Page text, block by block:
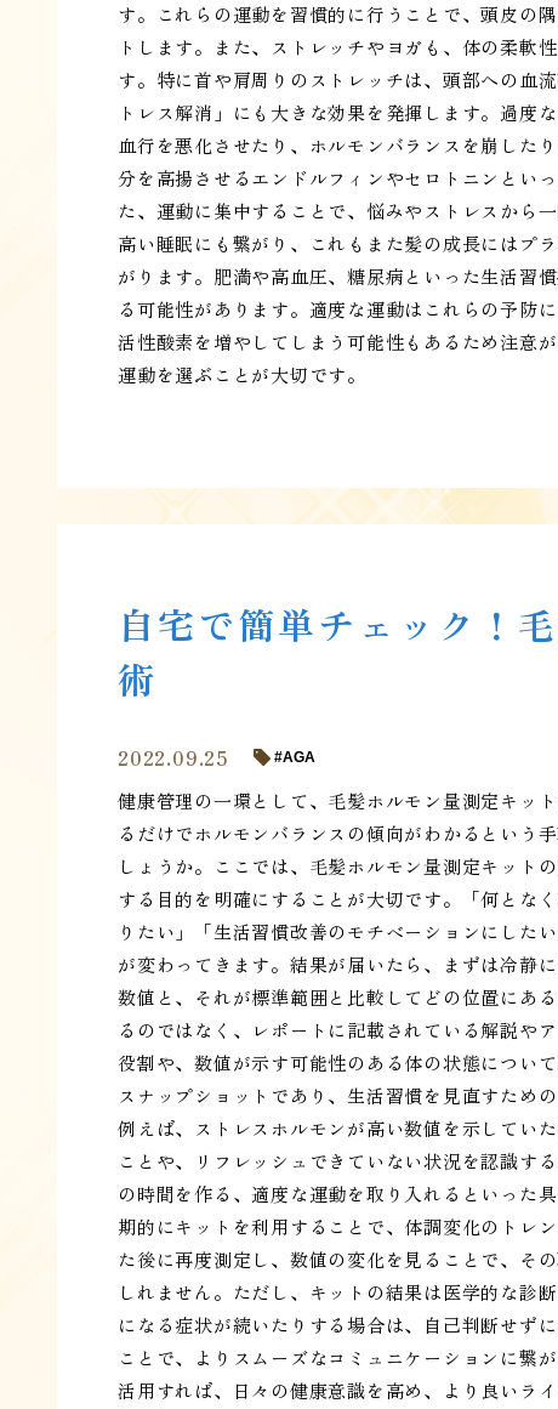
す。これらの運動を習慣的に行うことで、頭皮の
トします。また、ストレッチやヨガも、体の柔軟
す。特に首や肩周りのストレッチは、頭部への血
トレス解消」にも大きな効果を発揮します。過度
血行を悪化させたり、ホルモンバランスを崩した
分を高揚させるエンドルフィンやセロトニンとい
た、運動に集中することで、悩みやストレスから
高い睡眠にも繋がり、これもまた髪の成長にはプ
がります。肥満や高血圧、糖尿病といった生活習
る可能性があります。適度な運動はこれらの予防
活性酸素を増やしてしまう可能性もあるため注意
運動を選ぶことが大切です。
自宅で簡単チェック！
術
2022.09.25 AGA
健康管理の一環として、毛髪ホルモン量測定キッ
るだけでホルモンバランスの傾向がわかるという
しょうか。ここでは、毛髪ホルモン量測定キット
する目的を明確にすることが大切です。「何とな
りたい」「生活習慣改善のモチベーションにした
が変わってきます。結果が届いたら、まずは冷静
数値と、それが標準範囲と比較してどの位置にあ
るのではなく、レポートに記載されている解説や
役割や、数値が示す可能性のある体の状態につい
スナップショットであり、生活習慣を見直すため
例えば、ストレスホルモンが高い数値を示してい
ことや、リフレッシュできていない状況を認識す
の時間を作る、適度な運動を取り入れるといった
期的にキットを利用することで、体調変化のトレ
た後に再度測定し、数値の変化を見ることで、そ
しれません。ただし、キットの結果は医学的な診
になる症状が続いたりする場合は、自己判断せず
ことで、よりスムーズなコミュニケーションに繋
活用すれば、日々の健康意識を高め、より良いラ